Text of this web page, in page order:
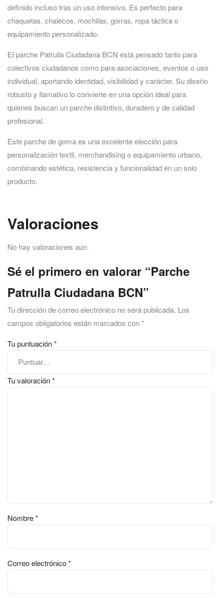
definido incluso tras un uso intensivo. Es perfecto para
chaquetas, chalecos, mochilas, gorras, ropa táctica o
equipamiento personalizado.
El parche Patrulla Ciudadana BCN está pensado tanto para
colectivos ciudadanos como para asociaciones, eventos o uso
individual, aportando identidad, visibilidad y carácter. Su diseño
robusto y llamativo lo convierte en una opción ideal para
quienes buscan un parche distintivo, duradero y de calidad
profesional.
Este parche de goma es una excelente elección para
personalización textil, merchandising o equipamiento urbano,
combinando estética, resistencia y funcionalidad en un solo
producto.
Valoraciones
No hay valoraciones aún.
Sé el primero en valorar “Parche
Patrulla Ciudadana BCN”
Tu dirección de correo electrónico no será publicada. Los
campos obligatorios están marcados con*
Tu puntuación*
Tu valoración*
Nombre*
Correo electrónico*